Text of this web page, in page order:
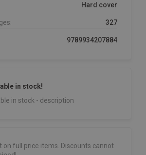
Hard cover
327
9789934207884
in stock!
in stock - description
on full price items. Discounts cannot